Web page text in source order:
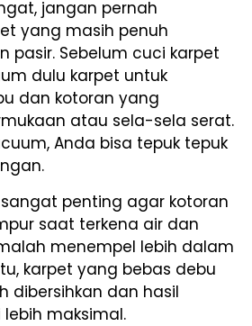
jangan pernah
yang masih penuh
pasir. Sebelum cuci karpet
dulu karpet untuk
dan kotoran yang
atau sela-sela serat.
Anda bisa tepuk tepuk
penting agar kotoran
saat terkena air dan
menempel lebih dalam
karpet yang bebas debu
dibersihkan dan hasil
maksimal.